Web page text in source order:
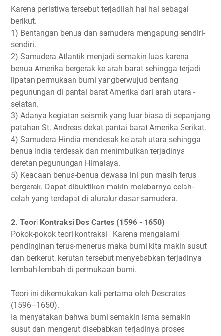
Karena peristiwa tersebut terjadilah hal hal sebagai
berikut.
1) Bentangan benua dan samudera mengapung sendiri-
sendiri.
2) Samudera Atlantik menjadi semakin luas karena
benua Amerika bergerak ke arah barat sehingga terjadi
lipatan permukaan bumi yangberwujud bentang
pegunungan di pantai barat Amerika dari arah utara -
selatan.
3) Adanya kegiatan seismik yang luar biasa di sepanjang
patahan St. Andreas dekat pantai barat Amerika Serikat.
4) Samudera Hindia mendesak ke arah utara sehingga
benua India terdesak dan menimbulkan terjadinya
deretan pegunungan Himalaya.
5) Keadaan benua-benua dewasa ini pun masih terus
bergerak. Dapat dibuktikan makin melebarnya celah-
celah yang terdapat di aluralur dasar samudera.
2. Teori Kontraksi Des Cartes (1596 - 1650)
Pokok-pokok teori kontraksi : Karena mengalami
pendinginan terus-menerus maka bumi kita makin susut
dan berkerut, kerutan tersebut menyebabkan terjadinya
lembah-lembah di permukaan bumi.
Teori ini dikemukakan kali pertama oleh Descrates
(1596–1650).
Ia menyatakan bahwa bumi semakin lama semakin
susut dan mengerut disebabkan terjadinya proses